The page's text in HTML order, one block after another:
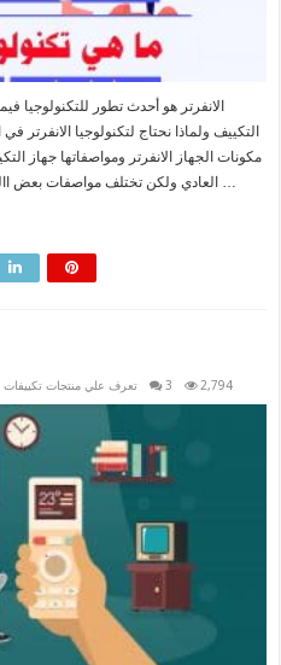
التكييف ولماذا نحتاج لتكنولوجيا الانفرتر
مكونات الجهاز الانفرتر ومواصفاتها جهاز
العادي ولكن تختلف مواصفات بعض االجزاء عن بعضها ولو تحدثنا عن التشابه في …
تعرف علي منتجات تكييفات 3 2,794